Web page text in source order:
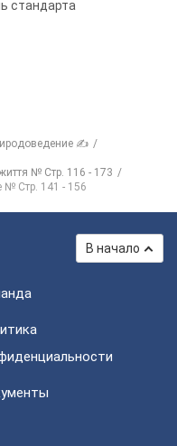
стандарта
✍
№ Стр. 116 - 173
№ Стр. 141 - 156
В начало